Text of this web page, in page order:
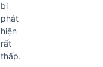
bị
phát
hiện
rất
thấp.